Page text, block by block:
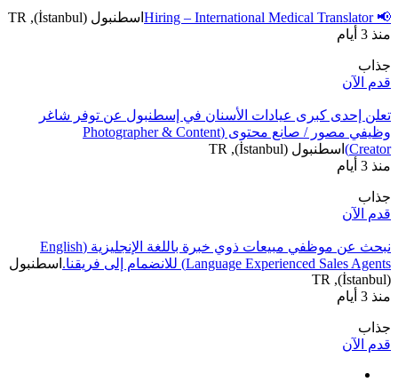
📢 Hiring – International Medical Translator
اسطنبول (İstanbul), TR
منذ 3 أيام
جذاب
قدم الآن
تعلن إحدى كبرى عيادات الأسنان في إسطنبول عن توفر شاغر
وظيفي مصور / صانع محتوى (Photographer & Content
Creator) اسطنبول (İstanbul), TR
منذ 3 أيام
جذاب
قدم الآن
نبحث عن موظفي مبيعات ذوي خبرة باللغة الإنجليزية (English
Language Experienced Sales Agents) للانضمام إلى فريقنا.
اسطنبول
(İstanbul), TR
منذ 3 أيام
جذاب
قدم الآن